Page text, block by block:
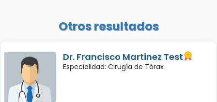
Otros resultados
Dr. Francisco Martinez Test
Especialidad: Cirugía de Tórax